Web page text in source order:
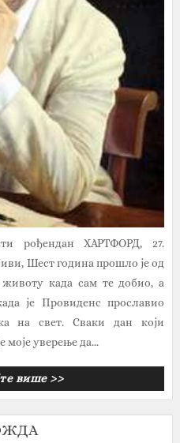
рођендан ХАРТФОРД, 27.
Шест година прошло је од
када сам те добио, а
је Провиденс прославио
на свет. Сваки дан који
уверење да...
више >>